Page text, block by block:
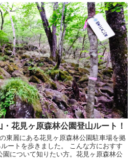
・花見ヶ原森林公園登山ルート！
東麗にある花見ヶ原森林公園駐車場を拠
ートを歩きました。 こんな方におすす
について知りたい方。花見ヶ原森林公